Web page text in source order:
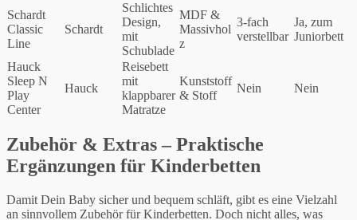
Schardt
Classic
Line
Schardt
Schlichtes
Design,
mit
Schublade
MDF &
Massivhol
z
3-fach
verstellbar
Ja, zum
Juniorbett
Hauck
Sleep N
Play
Center
Hauck
Reisebett
mit
klappbarer
Matratze
Kunststoff
& Stoff
Nein Nein
Zubehör & Extras – Praktische
Ergänzungen für Kinderbetten
Damit Dein Baby sicher und bequem schläft, gibt es eine Vielzahl
an sinnvollem Zubehör für Kinderbetten. Doch nicht alles, was